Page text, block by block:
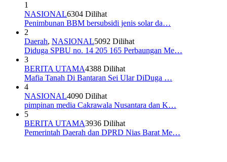
1
NASIONAL6304 Dilihat
Penimbunan BBM bersubsidi jenis solar da…
2
Daerah, NASIONAL5092 Dilihat
Diduga SPBU no. 14 205 165 Perbaungan Me…
3
BERITA UTAMA4388 Dilihat
Mafia Tanah Di Bantaran Sei Ular DiDuga …
4
NASIONAL4090 Dilihat
pimpinan media Cakrawala Nusantara dan K…
5
BERITA UTAMA3936 Dilihat
Pemerintah Daerah dan DPRD Nias Barat Me…